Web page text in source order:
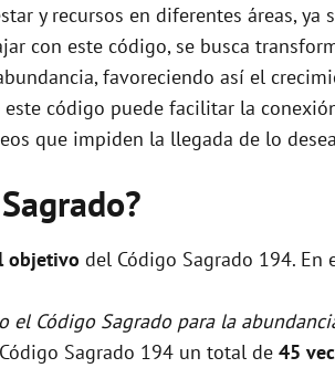
y recursos en diferentes áreas, ya
con este código, se busca
favoreciendo así el
código puede facilitar la
que impiden la llegada de lo
objetivo del Código Sagrado 194. En
el Código Sagrado para la
Sagrado 194 un total de 45